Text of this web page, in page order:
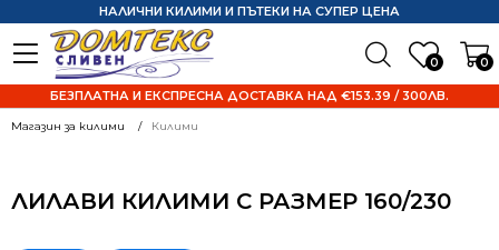
0 0
НАЛИЧНИ КИЛИМИ И ПЪТЕКИ НА СУПЕР ЦЕНА
БЕЗПЛАТНА И ЕКСПРЕСНА ДОСТАВКА НАД €153.39 / 300ЛВ.
Магазин за килими Килими
ЛИЛАВИ КИЛИМИ С РАЗМЕР 160/230